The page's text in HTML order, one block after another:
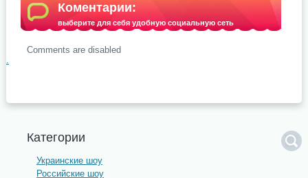
Коментарии:
выберите для себя удобную социальную сеть
Comments are disabled
.
Категории
Украинские шоу
Российские шоу